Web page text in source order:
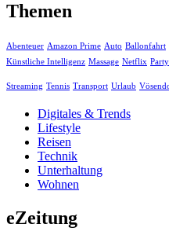
Themen
Abenteuer Amazon Prime Auto Ballonfahrt
Künstliche Intelligenz Massage Netflix Party
Streaming Tennis Transport Urlaub
Digitales & Trends
Lifestyle
Reisen
Technik
Unterhaltung
Wohnen
eZeitung